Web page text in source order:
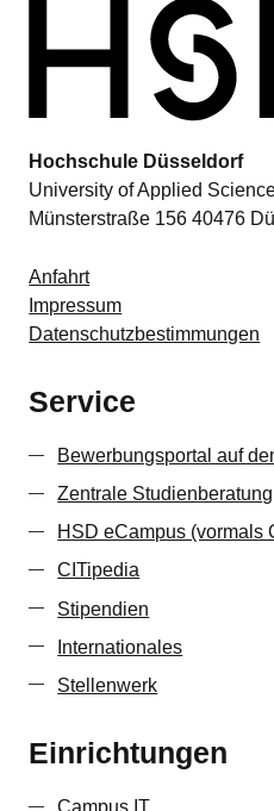
Hochschule Düsseldorf
University of Applied
Münsterstraße 156 40476
Anfahrt
Impressum
Datenschutzbestimmungen
Service
Bewerbungsportal auf
Zentrale ­Studienberatung
HSD eCampus (vormals
CITipedia
Stipendien
Internationales
Stellenwerk
Einrichtungen
Campus IT